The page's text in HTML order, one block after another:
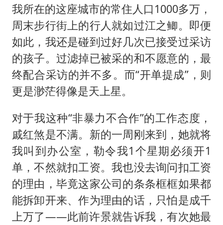
我所在的这座城市的常住人口1000多万，
周末步行街上的行人就如过江之鲫。即便
如此，我还是碰到过好几次已接受过采访
的孩子。过滤掉已被采的和不愿意的，最
终配合采访的并不多。而“开单提成”，则
更是渺茫得像是天上星。
对于我这种“非暴力不合作”的工作态度，
戚红煞是不满。新的一周刚来到，她就将
我叫到办公室，勒令我1个星期必须开1
单，不然就扣工资。我也没去询问扣工资
的理由，毕竟这家公司的条条框框如果都
能拆卸开来、作为理由的话，只怕是成千
上万了——此前许景就告诉我，有次她最